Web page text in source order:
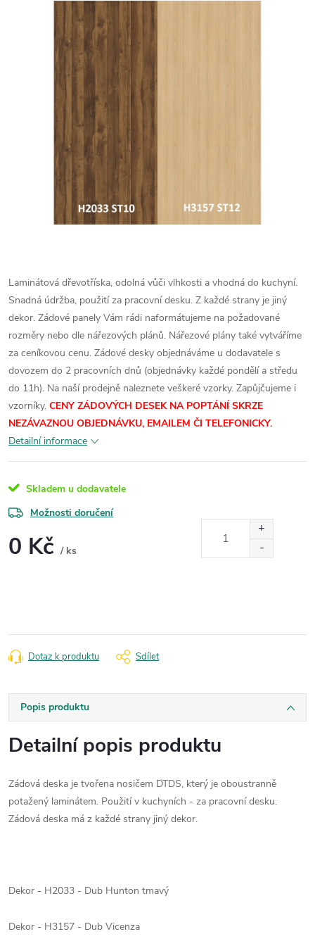
Laminátová dřevotříska, odolná vůči vlhkosti a vhodná do kuchyní.
Snadná údržba, použití za pracovní desku. Z každé strany je jiný
dekor. Zádové panely Vám rádi naformátujeme na požadované
rozměry nebo dle nářezových plánů. Nářezové plány také vytváříme
za ceníkovou cenu. Zádové desky objednáváme u dodavatele s
dovozem do 2 pracovních dnů (objednávky každé pondělí a středu
do 11h). Na naší prodejně naleznete veškeré vzorky. Zapůjčujeme i
vzorníky. CENY ZÁDOVÝCH DESEK NA POPTÁNÍ SKRZE
NEZÁVAZNOU OBJEDNÁVKU, EMAILEM ČI TELEFONICKY.
Detailní informace
Skladem u dodavatele
Možnosti doručení
0 Kč / ks
Dotaz k produktu Sdílet
Popis produktu
Detailní popis produktu
Zádová deska je tvořena nosičem DTDS, který je oboustranně
potažený laminátem. Použití v kuchyních - za pracovní desku.
Zádová deska má z každé strany jiný dekor.
Dekor - H2033 - Dub Hunton tmavý
Dekor - H3157 - Dub Vicenza